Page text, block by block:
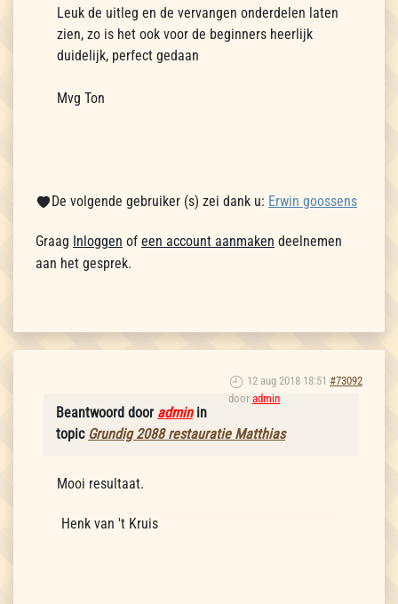
Leuk de uitleg en de vervangen onderdelen laten
zien, zo is het ook voor de beginners heerlijk
duidelijk, perfect gedaan
Mvg Ton
De volgende gebruiker (s) zei dank u: Erwin goossens
Graag Inloggen of een account aanmaken deelnemen
aan het gesprek.
12 aug 2018 18:51 #73092
door admin
Beantwoord door adminin
topic Grundig 2088 restauratie Matthias
Mooi resultaat.
Henk van 't Kruis